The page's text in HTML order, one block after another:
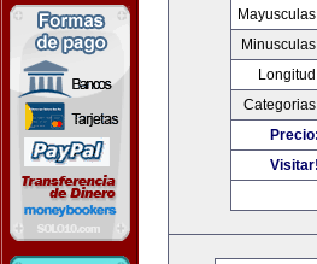
Precio:
Visitar!